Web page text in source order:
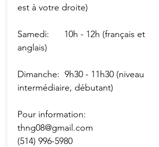
est à votre droite)
Samedi: 10h - 12h (français et
anglais)
Dimanche: 9h30 - 11h30 (niveau
intermédiaire, débutant)
Pour information:
thng08@gmail.com
(514) 996-5980